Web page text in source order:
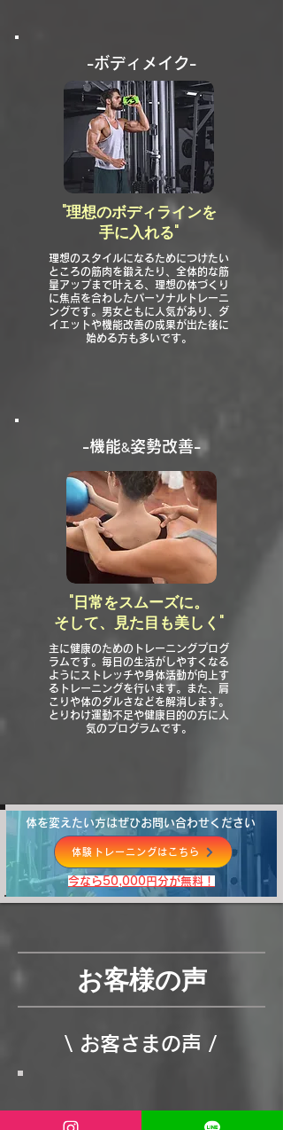
​-ボディメイク-
"理想のボディラインを
手に入れる"
理想のスタイルになるためにつけたい
ところの筋肉を鍛えたり、全体的な筋
量アップまで叶える、理想の体づくり
に焦点を合わしたパーソナルトレーニ
ングです。男女ともに人気があり、ダ
イエットや機能改善の成果が出た後に
始める方も多いです。
​-機能&姿勢改善-
"日常をスムーズに。
そして、見た目も美しく"
主に健康のためのトレーニングプログ
ラムです。毎日の生活がしやすくなる
ようにストレッチや身体活動が向上す
るトレーニングを行います。また、肩
こりや体のダルさなどを解消します。
とりわけ運動不足や健康目的の方に人
気のプログラムです。
​今なら50,000円分が無料！
体験トレーニングはこちら
体を変えたい方はぜひお問い合わせください
お客様の声
\ お客さまの声 /